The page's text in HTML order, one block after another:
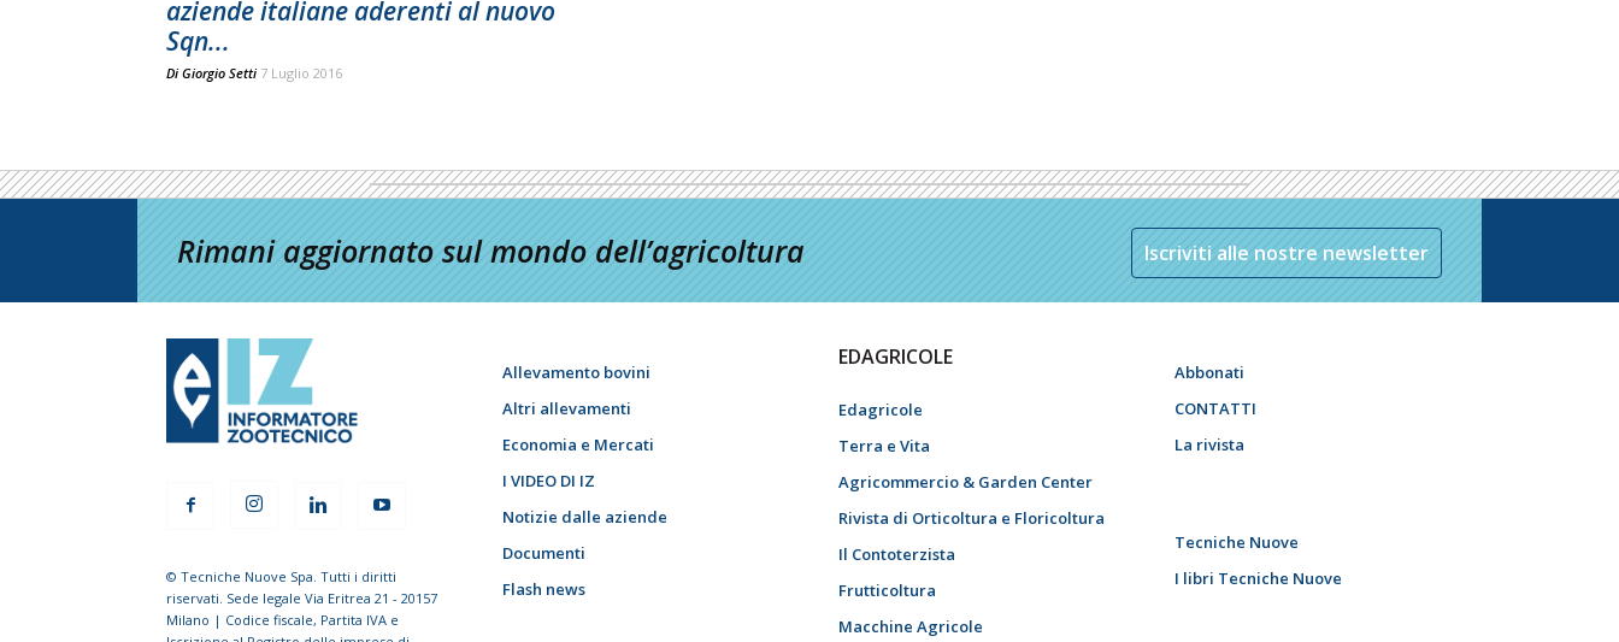
aziende italiane aderenti al nuovo
Sqn...
Di Giorgio Setti 7 Luglio 2016
Rimani aggiornato sul mondo dell’agricoltura Iscriviti alle nostre newsletter
© Tecniche Nuove Spa. Tutti i diritti
riservati. Sede legale Via Eritrea 21 - 20157
Milano | Codice fiscale, Partita IVA e
Allevamento bovini
Altri allevamenti
Economia e Mercati
I VIDEO DI IZ
Notizie dalle aziende
Documenti
Flash news
EDAGRICOLE
Edagricole
Terra e Vita
Agricommercio & Garden Center
Rivista di Orticoltura e Floricoltura
Il Contoterzista
Frutticoltura
Macchine Agricole
Abbonati
CONTATTI
La rivista
Tecniche Nuove
I libri Tecniche Nuove